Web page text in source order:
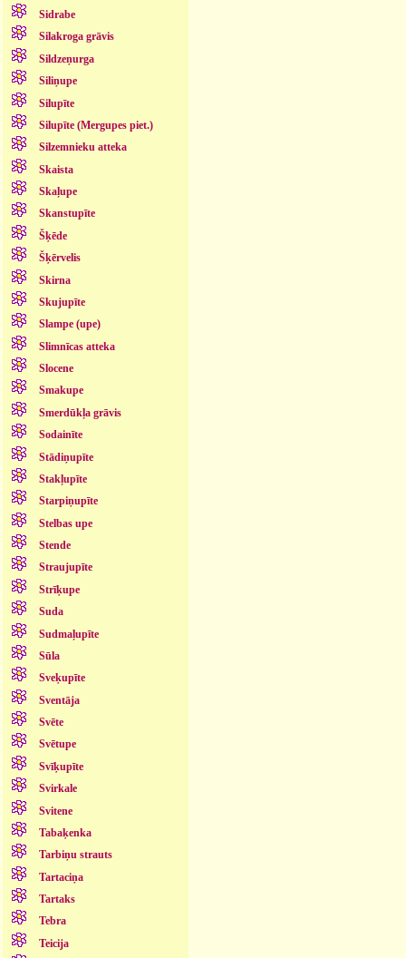
Sidrabe
Silakroga grāvis
Sildzeņurga
Siliņupe
Silupīte
Silupīte (Mergupes piet.)
Silzemnieku atteka
Skaista
Skaļupe
Skanstupīte
Šķēde
Šķērvelis
Skirna
Skujupīte
Slampe (upe)
Slimnīcas atteka
Slocene
Smakupe
Smerdūkļa grāvis
Sodainīte
Stādiņupīte
Stakļupīte
Starpiņupīte
Stelbas upe
Stende
Straujupīte
Strīķupe
Suda
Sudmaļupīte
Sūla
Sveķupīte
Sventāja
Svēte
Svētupe
Svīķupīte
Svirkale
Svitene
Tabaķenka
Tarbiņu strauts
Tartaciņa
Tartaks
Tebra
Teicija